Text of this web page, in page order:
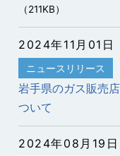
（211KB）
2024年11月01日
ニュースリリース
岩手県のガス販売
ついて
2024年08月19日